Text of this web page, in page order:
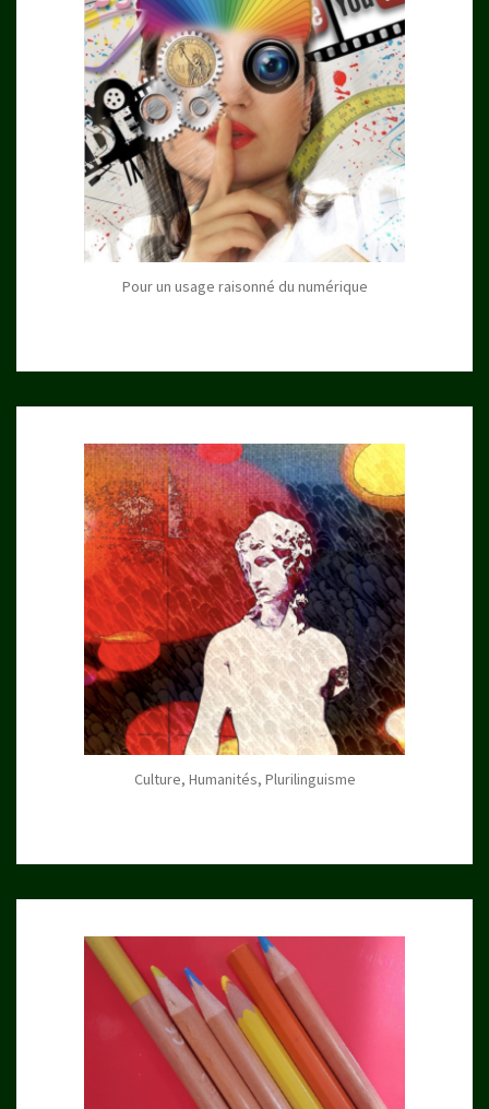
Pour un usage raisonné du numérique
Culture, Humanités, Plurilinguisme